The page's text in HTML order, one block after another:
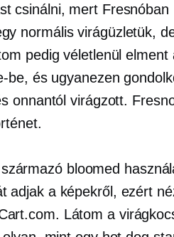
csinálni, mert Fresnóban
normális virágüzletük,
pedig véletlenül elment
be, és ugyanezen
onnantól virágzott.
bloomed
adjak a képekről, ezért
Látom a